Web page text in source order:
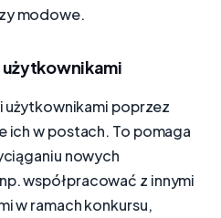
modowe.
użytkownikami
użytkownikami poprzez
ich w postach. To pomaga
nowych
współpracować z innymi
w ramach konkursu,